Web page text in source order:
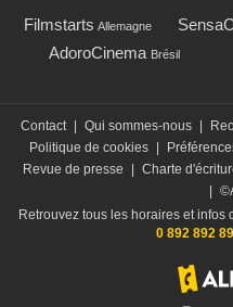
Filmstarts Allemagne
AdoroCinema Brésil
Contact Qui sommes-nous
Politique de cookies
Revue de presse
Charte
Retrouvez tous les horaires et
0 892 892